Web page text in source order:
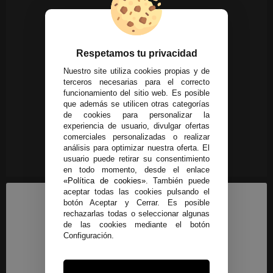
Respetamos tu privacidad
Nuestro site utiliza cookies propias y de
terceros necesarias para el correcto
funcionamiento del sitio web. Es posible
que además se utilicen otras categorías
de cookies para personalizar la
experiencia de usuario, divulgar ofertas
comerciales personalizadas o realizar
análisis para optimizar nuestra oferta. El
usuario puede retirar su consentimiento
en todo momento, desde el enlace
«Política de cookies». También puede
aceptar todas las cookies pulsando el
botón Aceptar y Cerrar. Es posible
rechazarlas todas o seleccionar algunas
de las cookies mediante el botón
Configuración.